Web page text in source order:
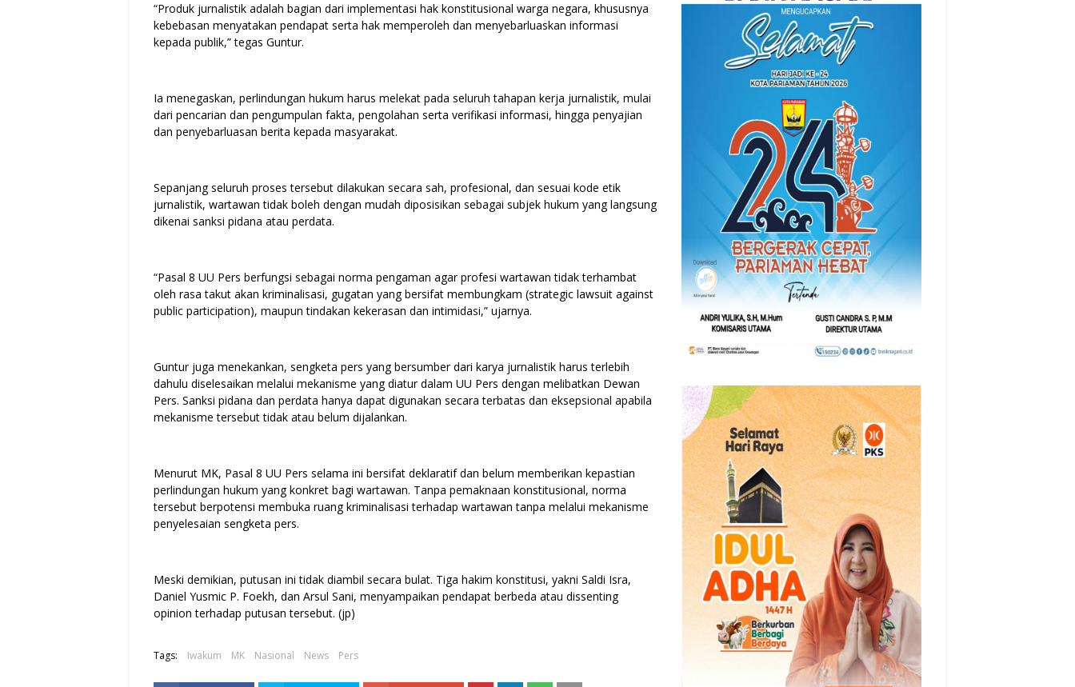
“Produk jurnalistik adalah bagian dari implementasi hak konstitusional warga negara, khususnya
kebebasan menyatakan pendapat serta hak memperoleh dan menyebarluaskan informasi
kepada publik,” tegas Guntur.
Ia menegaskan, perlindungan hukum harus melekat pada seluruh tahapan kerja jurnalistik, mulai
dari pencarian dan pengumpulan fakta, pengolahan serta verifikasi informasi, hingga penyajian
dan penyebarluasan berita kepada masyarakat.
Sepanjang seluruh proses tersebut dilakukan secara sah, profesional, dan sesuai kode etik
jurnalistik, wartawan tidak boleh dengan mudah diposisikan sebagai subjek hukum yang langsung
dikenai sanksi pidana atau perdata.
“Pasal 8 UU Pers berfungsi sebagai norma pengaman agar profesi wartawan tidak terhambat
oleh rasa takut akan kriminalisasi, gugatan yang bersifat membungkam (strategic lawsuit against
public participation), maupun tindakan kekerasan dan intimidasi,” ujarnya.
Guntur juga menekankan, sengketa pers yang bersumber dari karya jurnalistik harus terlebih
dahulu diselesaikan melalui mekanisme yang diatur dalam UU Pers dengan melibatkan Dewan
Pers. Sanksi pidana dan perdata hanya dapat digunakan secara terbatas dan eksepsional apabila
mekanisme tersebut tidak atau belum dijalankan.
Menurut MK, Pasal 8 UU Pers selama ini bersifat deklaratif dan belum memberikan kepastian
perlindungan hukum yang konkret bagi wartawan. Tanpa pemaknaan konstitusional, norma
tersebut berpotensi membuka ruang kriminalisasi terhadap wartawan tanpa melalui mekanisme
penyelesaian sengketa pers.
Meski demikian, putusan ini tidak diambil secara bulat. Tiga hakim konstitusi, yakni Saldi Isra,
Daniel Yusmic P. Foekh, dan Arsul Sani, menyampaikan pendapat berbeda atau dissenting
opinion terhadap putusan tersebut. (jp)
Tags: Iwakum MK Nasional News Pers